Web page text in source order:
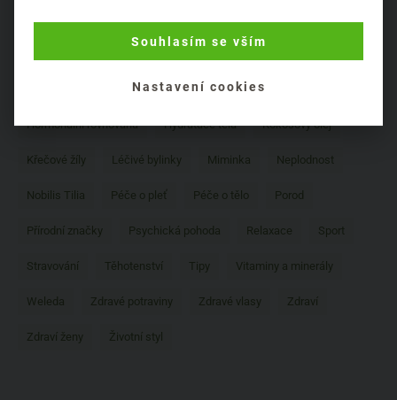
Eko máma Esenciální oleje
Hormonální rovnováha Hydratace těla Kokosový olej
Křečové žíly Léčivé bylinky Miminka Neplodnost
Nobilis Tilia Péče o pleť Péče o tělo Porod
Přírodní značky Psychická pohoda Relaxace Sport
Stravování Těhotenství Tipy Vitaminy a minerály
Weleda Zdravé potraviny Zdravé vlasy Zdraví
Zdraví ženy Životní styl
Souhlasím se vším
Nastavení cookies